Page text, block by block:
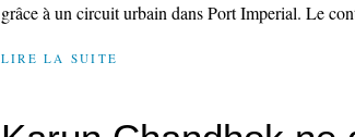
grâce à un circuit urbain dans Port Imperial. Le
LIRE LA SUITE